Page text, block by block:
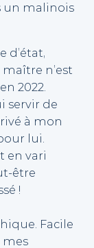
un malinois
d’état,
n’est
2022.
servir de
à mon
lui.
en vari
être
!
Facile
mes